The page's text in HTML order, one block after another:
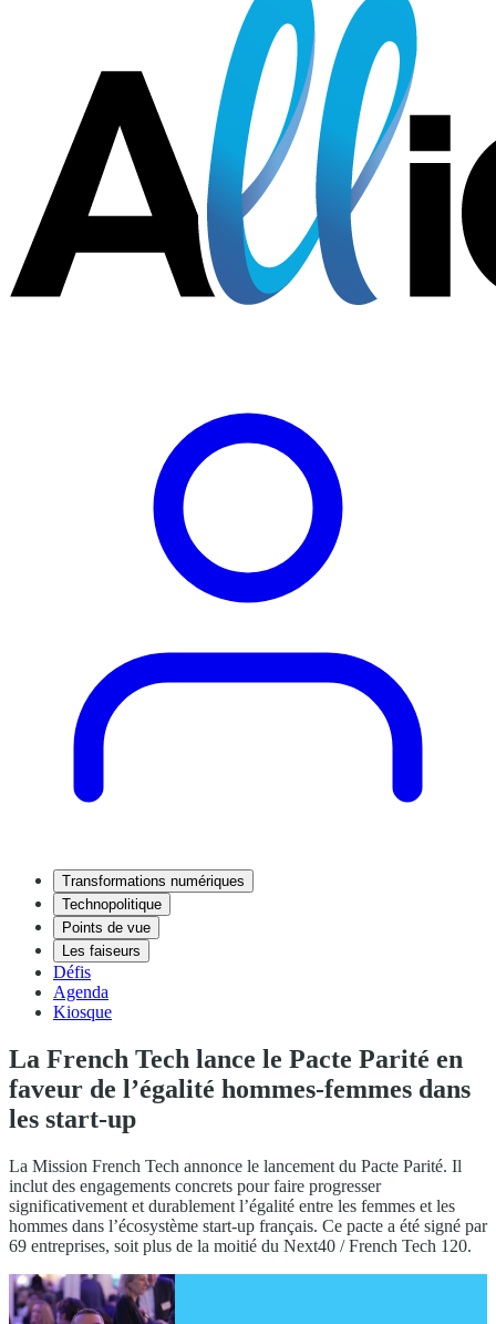
Transformations numériques
Technopolitique
Points de vue
Les faiseurs
Défis
Agenda
Kiosque
La French Tech lance le Pacte Parité en
faveur de l’égalité hommes-femmes dans
les start-up
La Mission French Tech annonce le lancement du Pacte Parité. Il
inclut des engagements concrets pour faire progresser
significativement et durablement l’égalité entre les femmes et les
hommes dans l’écosystème start-up français. Ce pacte a été signé par
69 entreprises, soit plus de la moitié du Next40 / French Tech 120.